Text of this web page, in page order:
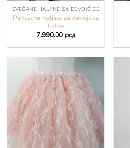
SVEČANE HALJINE ZA DEVOJČICE
Pamucna haljina za devojcice
tufne
7.990,00 рсд